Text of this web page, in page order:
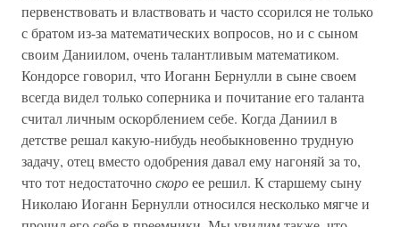
первенствовать и властвовать и часто ссорился не только
с братом из-за математических вопросов, но и с сыном
своим Даниилом, очень талантливым математиком.
Кондорсе говорил, что Иоганн Бернулли в сыне своем
всегда видел только соперника и почитание его таланта
считал личным оскорблением себе. Когда Даниил в
детстве решал какую-нибудь необыкновенно трудную
задачу, отец вместо одобрения давал ему нагоняй за то,
что тот недостаточноскороее решил. К старшему сыну
Николаю Иоганн Бернулли относился несколько мягче и